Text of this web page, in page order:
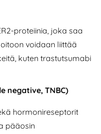
proteiinia, joka saa
voidaan liittää
kuten trastutsumabi
negative, TNBC)
hormonireseptorit
pääosin